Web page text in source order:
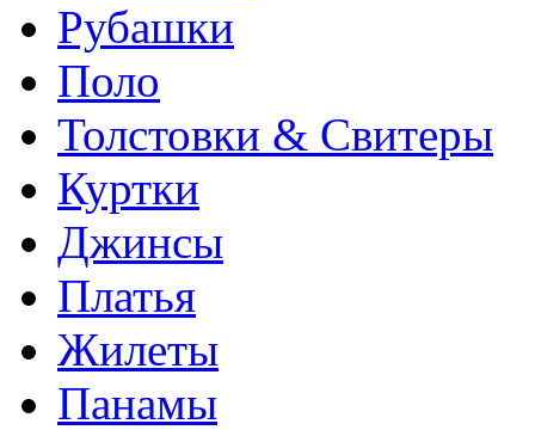
Рубашки
Поло
Толстовки & Свитеры
Куртки
Джинсы
Платья
Жилеты
Панамы